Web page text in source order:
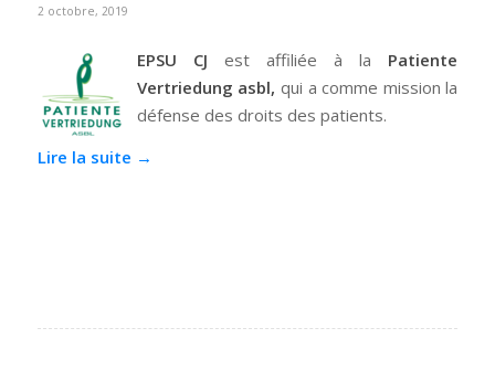
2 octobre, 2019
EPSU CJ est affiliée à la Patiente
Vertriedung asbl, qui a comme mission la
défense des droits des patients.
Lire la suite →